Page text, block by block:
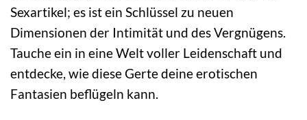
Sexartikel; es ist ein Schlüssel zu neuen
Dimensionen der Intimität und des Vergnügens.
Tauche ein in eine Welt voller Leidenschaft und
entdecke, wie diese Gerte deine erotischen
Fantasien beflügeln kann.